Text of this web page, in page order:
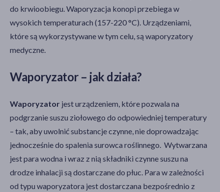
do krwioobiegu. Waporyzacja konopi przebiega w
wysokich temperaturach (157-220 °C). Urządzeniami,
które są wykorzystywane w tym celu, są waporyzatory
medyczne.
Waporyzator – jak działa?
Waporyzator jest urządzeniem, które pozwala na
podgrzanie suszu ziołowego do odpowiedniej temperatury
– tak, aby uwolnić substancje czynne, nie doprowadzając
jednocześnie do spalenia surowca roślinnego. Wytwarzana
jest para wodna i wraz z nią składniki czynne suszu na
drodze inhalacji są dostarczane do płuc. Para w zależności
od typu waporyzatora jest dostarczana bezpośrednio z